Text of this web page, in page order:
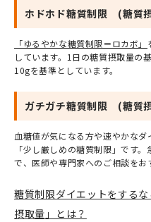
ホドホド糖質制限 (糖質
「ゆるやかな糖質制限＝ロカボ」
しています。1日の糖質摂取量
10gを基準としています。
ガチガチ糖質制限 (糖質
血糖値が気になる方や速やかな
「少し厳しめの糖質制限」です
で、医師や専門家へのご相談をお
糖質制限ダイエットをする
摂取量」とは？